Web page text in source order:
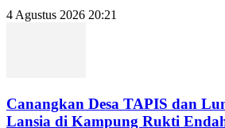
4 Agustus 2026 20:21
Canangkan Desa TAPIS dan
Lansia di Kampung Rukti